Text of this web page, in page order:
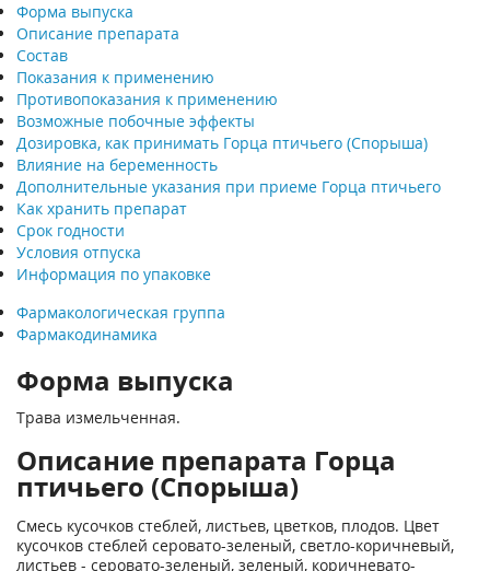
Форма выпуска
Описание препарата
Состав
Показания к применению
Противопоказания к применению
Возможные побочные эффекты
Дозировка, как принимать Горца птичьего (Спорыша)
Влияние на беременность
Дополнительные указания при приеме Горца птичьего
Как хранить препарат
Срок годности
Условия отпуска
Информация по упаковке
Фармакологическая группа
Фармакодинамика
Форма выпуска
Трава измельченная.
Описание препарата Горца
птичьего (Спорыша)
Смесь кусочков стеблей, листьев, цветков, плодов. Цвет
кусочков стеблей серовато-зеленый, светло-коричневый,
листьев - серовато-зеленый, зеленый, коричневато-